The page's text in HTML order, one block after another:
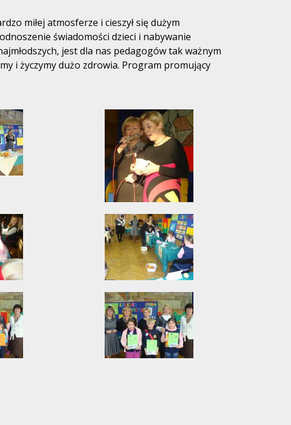
miłej atmosferze i cieszył się dużym
świadomości dzieci i nabywanie
jest dla nas pedagogów tak ważnym
i życzymy dużo zdrowia. Program promujący